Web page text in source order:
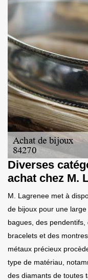
Diverses
achat chez M.
M. Lagrenee met à
de bijoux pour une
bagues, des
bracelets et des
métaux précieux
type de matériau,
des diamants de toutes